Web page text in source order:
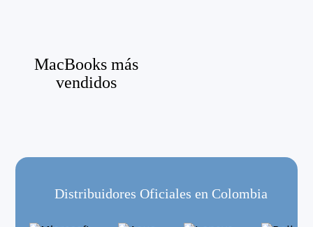
MacBooks más
vendidos
Distribuidores Oficiales en Colombia